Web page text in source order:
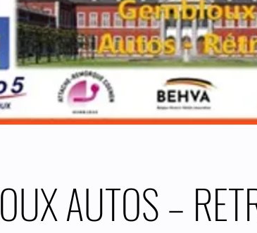
AUTOS –